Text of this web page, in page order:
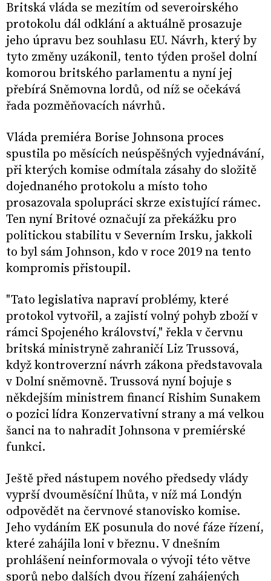
Britská vláda se mezitím od severoirského
protokolu dál odklání a aktuálně prosazuje
jeho úpravu bez souhlasu EU. Návrh, který by
tyto změny uzákonil, tento týden prošel dolní
komorou britského parlamentu a nyní jej
přebírá Sněmovna lordů, od níž se očekává
řada pozměňovacích návrhů.
Vláda premiéra Borise Johnsona proces
spustila po měsících neúspěšných vyjednávání,
při kterých komise odmítala zásahy do složitě
dojednaného protokolu a místo toho
prosazovala spolupráci skrze existující rámec.
Ten nyní Britové označují za překážku pro
politickou stabilitu v Severním Irsku, jakkoli
to byl sám Johnson, kdo v roce 2019 na tento
kompromis přistoupil.
"Tato legislativa napraví problémy, které
protokol vytvořil, a zajistí volný pohyb zboží v
rámci Spojeného království," řekla v červnu
britská ministryně zahraničí Liz Trussová,
když kontroverzní návrh zákona představovala
v Dolní sněmovně. Trussová nyní bojuje s
někdejším ministrem financí Rishim Sunakem
o pozici lídra Konzervativní strany a má velkou
šanci na to nahradit Johnsona v premiérské
funkci.
Ještě před nástupem nového předsedy vlády
vyprší dvouměsíční lhůta, v níž má Londýn
odpovědět na červnové stanovisko komise.
Jeho vydáním EK posunula do nové fáze řízení,
které zahájila loni v březnu. V dnešním
prohlášení neinformovala o vývoji této větve
sporů nebo dalších dvou řízení zahájených